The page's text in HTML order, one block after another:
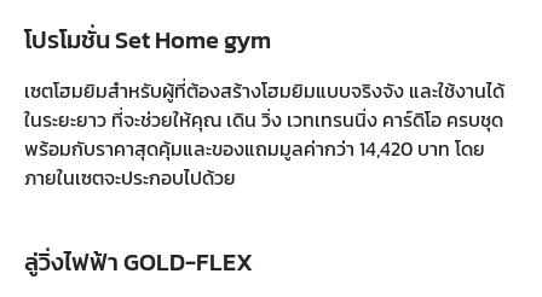
โปรโมชั่น Set Home gym
เซตโฮมยิมสำหรับผู้ที่ต้องสร้างโฮมยิมแบบจริงจัง และใช้งานได้
ในระยะยาว ที่จะช่วยให้คุณ เดิน วิ่ง เวทเทรนนิ่ง คาร์ดิโอ ครบชุด
พร้อมกับราคาสุดคุ้มและของแถมมูลค่ากว่า 14,420 บาท โดย
ภายในเซตจะประกอบไปด้วย
ลู่วิ่งไฟฟ้า GOLD-FLEX